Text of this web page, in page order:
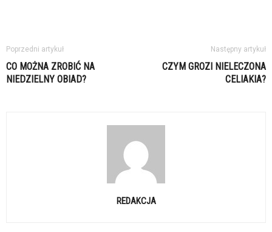
Poprzedni artykuł
CO MOŻNA ZROBIĆ NA
NIEDZIELNY OBIAD?
Następny artykuł
CZYM GROZI NIELECZONA
CELIAKIA?
REDAKCJA